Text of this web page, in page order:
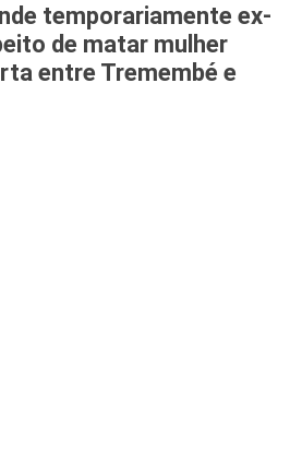
temporariamente ex-
de matar mulher
entre Tremembé e